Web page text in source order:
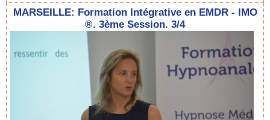
MARSEILLE: Formation Intégrative en EMDR - IMO
®. 3ème Session. 3/4